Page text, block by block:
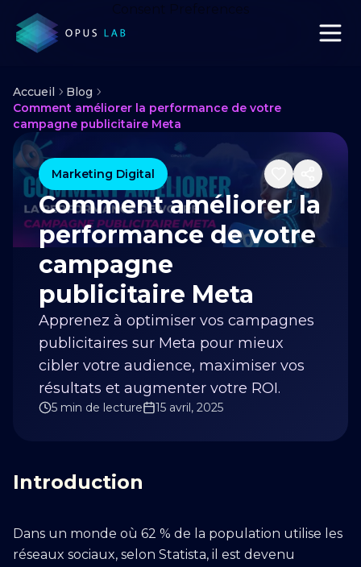
Accueil
Blog
Comment améliorer la performance de votre
campagne publicitaire Meta
Marketing Digital
Comment améliorer la
performance de votre
campagne
publicitaire Meta
Apprenez à optimiser vos campagnes
publicitaires sur Meta pour mieux
cibler votre audience, maximiser vos
résultats et augmenter votre ROI.
5 min de lecture 15 avril, 2025
Introduction
Dans un monde où 62 % de la population utilise les
réseaux sociaux, selon Statista, il est devenu